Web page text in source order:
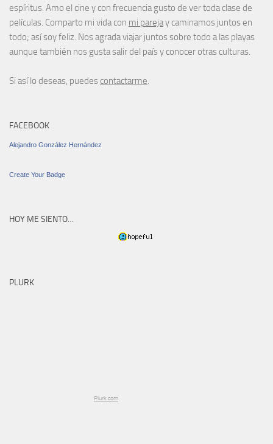
espíritus. Amo el cine y con frecuencia gusto de ver toda clase de
películas. Comparto mi vida con mi parejay caminamos juntos en
todo; así soy feliz. Nos agrada viajar juntos sobre todo a las playas
aunque también nos gusta salir del país y conocer otras culturas.
Si así lo deseas, puedes contactarme.
FACEBOOK
Alejandro González Hernández
Create Your Badge
HOY ME SIENTO…
PLURK
Plurk.com